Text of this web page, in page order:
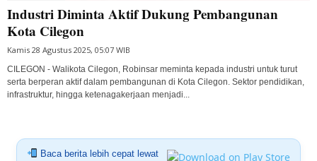
Industri Diminta Aktif Dukung Pembangunan
Kota Cilegon
Kamis 28 Agustus 2025, 05:07 WIB
CILEGON - Walikota Cilegon, Robinsar meminta kepada industri untuk turut
serta berperan aktif dalam pembangunan di Kota Cilegon. Sektor pendidikan,
infrastruktur, hingga ketenagakerjaan menjadi...
Baca berita lebih cepat lewat